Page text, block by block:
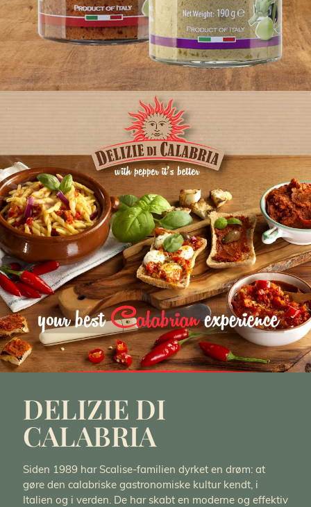
DELIZIE DI
CALABRIA
Siden 1989 har Scalise-familien dyrket en drøm: at
gøre den calabriske gastronomiske kultur kendt, i
Italien og i verden. De har skabt en moderne og effektiv